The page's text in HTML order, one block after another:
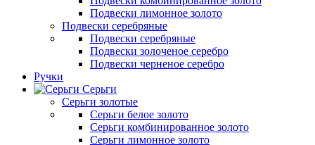
Подвески лимонное золото
Подвески серебряные
Подвески серебряные
Подвески золоченое серебро
Подвески черненое серебро
Ручки
Серьги
Серьги золотые
Серьги белое золото
Серьги комбинированное золото
Серьги лимонное золото